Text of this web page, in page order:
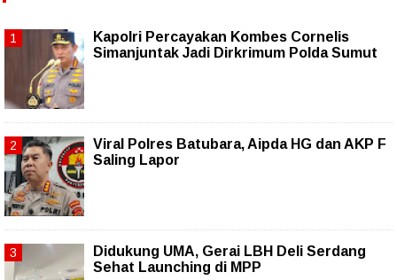
Kapolri Percayakan Kombes Cornelis
Simanjuntak Jadi Dirkrimum Polda Sumut
Viral Polres Batubara, Aipda HG dan AKP F
Saling Lapor
Didukung UMA, Gerai LBH Deli Serdang
Sehat Launching di MPP